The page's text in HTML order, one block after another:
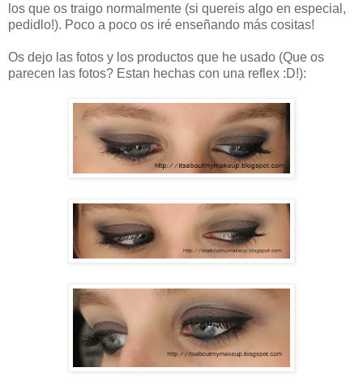
los que os traigo normalmente (si quereis algo en especial,
pedidlo!). Poco a poco os iré enseñando más cositas!
Os dejo las fotos y los productos que he usado (Que os
parecen las fotos? Estan hechas con una reflex :D!):